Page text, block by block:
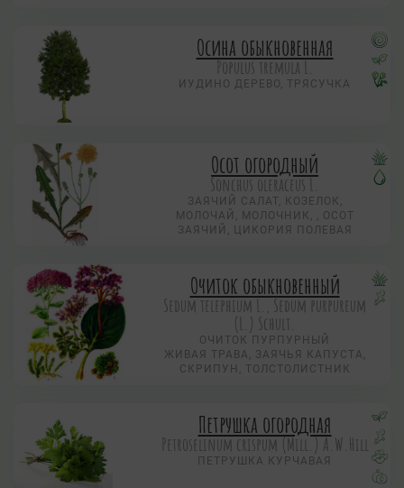
Осина обыкновенная
Populus tremula L.
ИУДИНО ДЕРЕВО, ТРЯСУЧКА
Осот огородный
Sonchus oleraceus L.
ЗАЯЧИЙ САЛАТ, КОЗЕЛОК,
МОЛОЧАЙ, МОЛОЧНИК, , ОСОТ
ЗАЯЧИЙ, ЦИКОРИЯ ПОЛЕВАЯ
Очиток обыкновенный
Sedum telephium L., Sedum purpureum
(L.) Schult.
ОЧИТОК ПУРПУРНЫЙ
ЖИВАЯ ТРАВА, ЗАЯЧЬЯ КАПУСТА,
СКРИПУН, ТОЛСТОЛИСТНИК
Петрушка огородная
Petroselinum crispum (Mill.) A.W.Hill
ПЕТРУШКА КУРЧАВАЯ